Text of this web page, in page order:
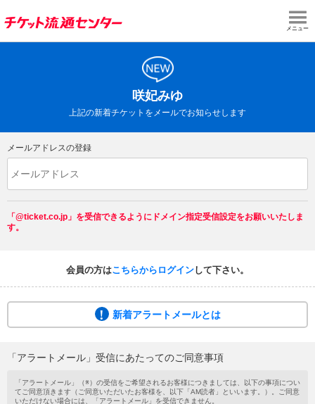
メニュー
咲妃みゆ
上記の新着チケットをメールでお知らせします
メールアドレスの登録
「@ticket.co.jp」を受信できるようにドメイン指定受信設定をお願いいたしま
す。
会員の方はこちらからログイン して下さい。
新着アラートメールとは
会員登録がお済みでない方もメールアドレスを登録するだけで気軽にご利用い
ただけます。
たメールアドレスへ1日1回配信されます。
「アラートメール」受信にあたってのご同意事項